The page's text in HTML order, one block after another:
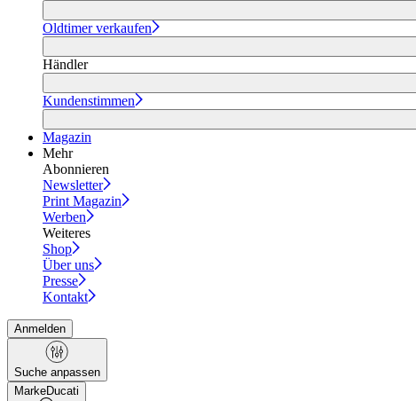
Oldtimer verkaufen
Händler
Kundenstimmen
Magazin
Mehr
Abonnieren
Newsletter
Print Magazin
Werben
Weiteres
Shop
Über uns
Presse
Kontakt
Anmelden
Suche anpassen
MarkeDucati